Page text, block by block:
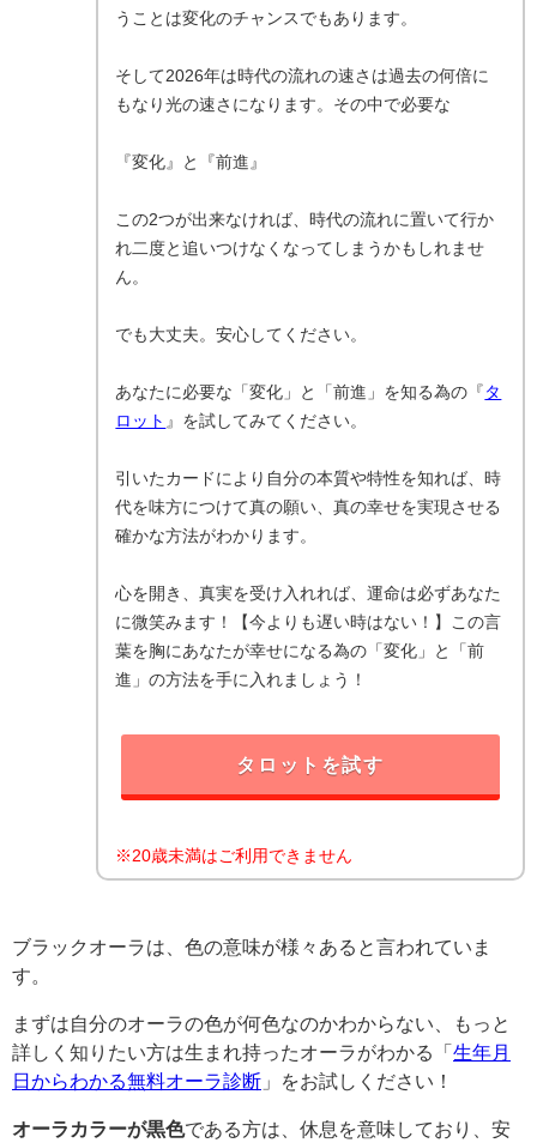
うことは変化のチャンスでもあります。
そして2026年は時代の流れの速さは過去の何倍に
もなり光の速さになります。その中で必要な
『変化』と『前進』
この2つが出来なければ、時代の流れに置いて行か
れ二度と追いつけなくなってしまうかもしれませ
ん。
でも大丈夫。安心してください。
あなたに必要な「変化」と「前進」を知る為の『 タ
ロット 』を試してみてください。
引いたカードにより自分の本質や特性を知れば、時
代を味方につけて真の願い、真の幸せを実現させる
確かな方法がわかります。
心を開き、真実を受け入れれば、運命は必ずあなた
に微笑みます！【今よりも遅い時はない！】この言
葉を胸にあなたが幸せになる為の「変化」と「前
進」の方法を手に入れましょう！
タロットを試す
※20歳未満はご利用できません
ブラックオーラは、色の意味が様々あると言われていま
す。
まずは自分のオーラの色が何色なのかわからない、もっと
詳しく知りたい方は生まれ持ったオーラがわかる「 生年月
日からわかる無料オーラ診断 」をお試しください！
オーラカラーが黒色である方は、休息を意味しており、安